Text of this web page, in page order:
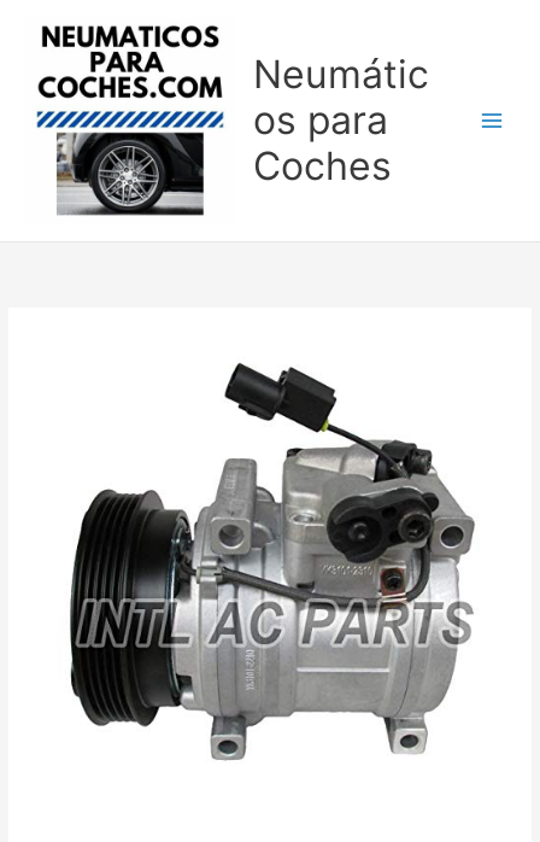
Neumátic
os para
Coches